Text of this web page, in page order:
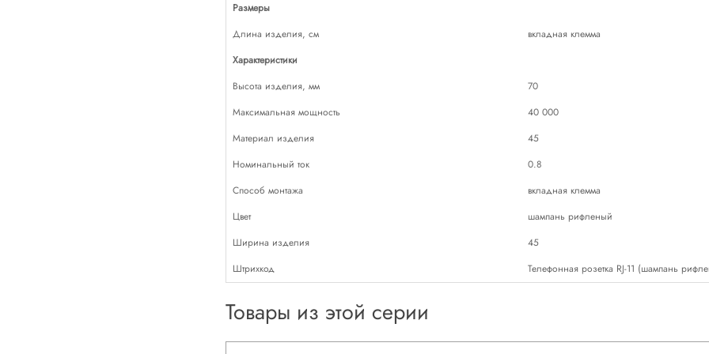
Размеры
Длина изделия, см
вкладная клемма
Характеристики
Высота изделия, мм
70
Максимальная мощность
40 000
Материал изделия
45
Номинальный ток
0.8
Способ монтажа
вкладная клемма
Цвет
шампань рифленый
Ширина изделия
45
Штрихкод
Телефонная розетка RJ-11 (шампань
Товары из этой серии